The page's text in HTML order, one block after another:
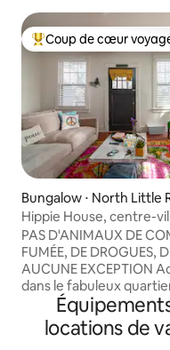
Coups de cœur
Coup de cœur
Bungalow ⋅ North Little
k
Hippie House, centre-
*interdit aux fumeurs
PAS D'ANIMAUX DE
FUMÉE, DE DROGUES,
AUCUNE EXCEPTION
dans le fabuleux
d'Argenta ! Nous
communauté très unie
marche de la vie
locations de